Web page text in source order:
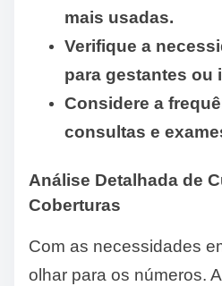
mais usadas.
Verifique a
para gestantes ou
Considere a
consultas e
Análise Detalhada de
Coberturas
Com as necessidades
olhar para os números.